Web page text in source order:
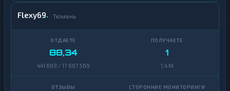
Flexy69 Тюмень
88,34
441 689 / 17 667 569
1
1,4 M